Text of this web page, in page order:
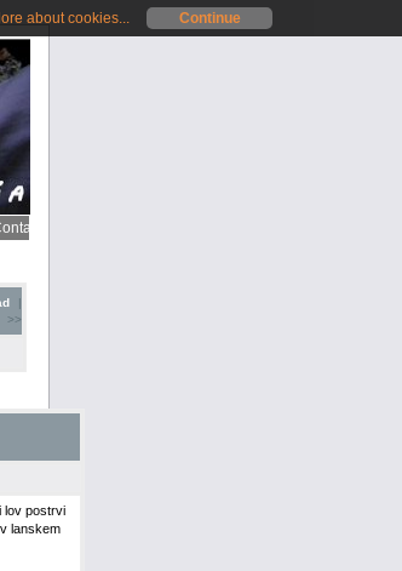
|
>>
lov postrvi
lanskem
about cookies... Continue